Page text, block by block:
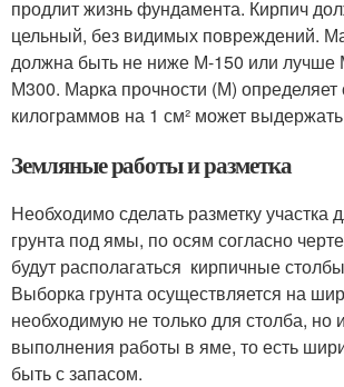
продлит жизнь фундамента. Кирпич
цельный, без видимых повреждений.
должна быть не ниже М-150 или лучше
М300. Марка прочности (М) определяет
килограммов на 1 см² может
Земляные работы и разметка
Необходимо сделать разметку участка
грунта под ямы, по осям согласно
будут располагаться кирпичные
Выборка грунта осуществляется на
необходимую не только для столба, но
выполнения работы в яме, то есть
быть с запасом.